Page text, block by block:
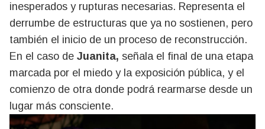
inesperados y rupturas necesarias. Representa el
derrumbe de estructuras que ya no sostienen, pero
también el inicio de un proceso de reconstrucción.
En el caso de Juanita, señala el final de una etapa
marcada por el miedo y la exposición pública, y el
comienzo de otra donde podrá rearmarse desde un
lugar más consciente.